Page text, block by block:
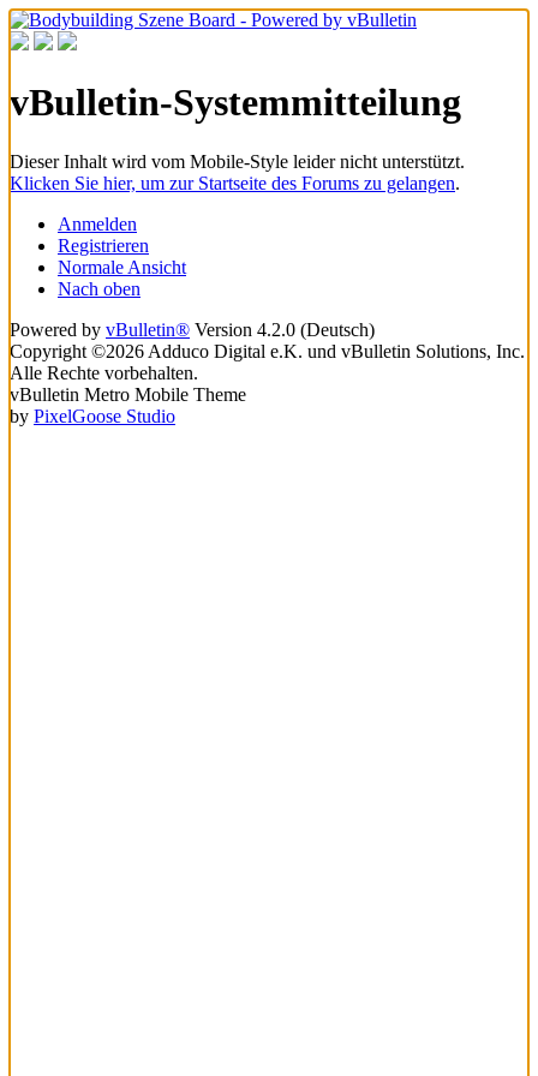
vBulletin-Systemmitteilung
Dieser Inhalt wird vom Mobile-Style leider nicht unterstützt.
Klicken Sie hier, um zur Startseite des Forums zu gelangen.
Anmelden
Registrieren
Normale Ansicht
Nach oben
Powered by vBulletin® Version 4.2.0 (Deutsch)
Copyright ©2026 Adduco Digital e.K. und vBulletin Solutions, Inc.
Alle Rechte vorbehalten.
vBulletin Metro Mobile Theme
by PixelGoose Studio